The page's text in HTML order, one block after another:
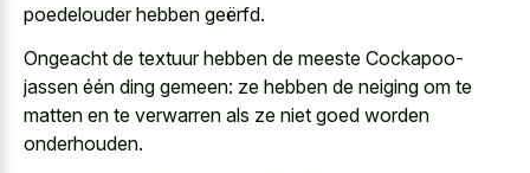
poedelouder hebben geërfd.
Ongeacht de textuur hebben de meeste Cockapoo-
jassen één ding gemeen: ze hebben de neiging om te
matten en te verwarren als ze niet goed worden
onderhouden.